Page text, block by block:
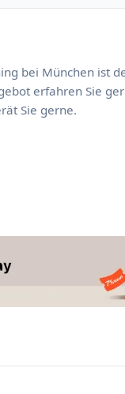
bei München ist
erfahren Sie
Sie gerne.